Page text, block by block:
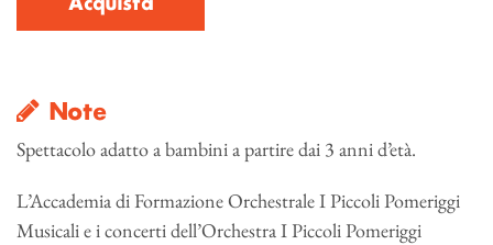
Note
Spettacolo adatto a bambini a partire dai 3 anni d’età.
L’Accademia di Formazione Orchestrale I Piccoli Pomeriggi
Musicali e i concerti dell’Orchestra I Piccoli Pomeriggi